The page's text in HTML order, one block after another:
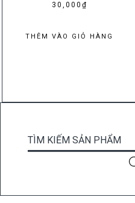
30,000 ₫
THÊM VÀO GIỎ HÀNG
TÌM KIẾM SẢN PHẨM